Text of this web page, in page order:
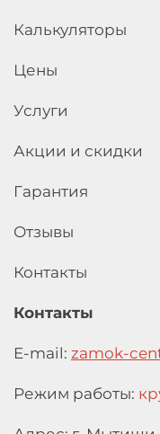
Калькуляторы
Цены
Услуги
Акции и скидки
Гарантия
Отзывы
Контакты
Контакты
E-mail: zamok-
Режим работы: